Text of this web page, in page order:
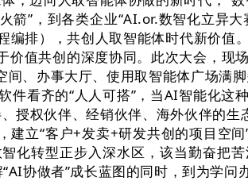
箭”，到各类企业“AI.or.数智化立异
排），共创人取智能体时代新价值
值共创的深度协同。此次大会，现
、办事大厅、使用取智能体广场满
看齐的“人人可搭”，当AI智能化
授权伙伴、经销伙伴、海外伙伴的
立“客户+发卖+研发共创的项目空
化转型正步入深水区，该当勤奋把苦
协做者”成长蓝图的同时，到为学